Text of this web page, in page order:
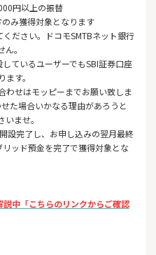
円以上の振替
み獲得対象となります
ください。ドコモSMTBネット銀行
。
ているユーザーでもSBI証券口座
す。
せはモッピーまでお願い致しま
た場合いかなる理由があろうと
ませ。
設完了し、お申し込みの翌月最終
ッド預金を完了で獲得対象とな
中「こちらのリンクからご確認